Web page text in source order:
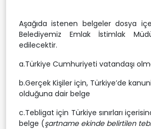
Aşağıda istenen belgeler dosya
Belediyemiz Emlak İstimlak
edilecektir.
a.Türkiye Cumhuriyeti vatandaşı
b.Gerçek Kişiler için, Türkiye’de
olduğuna dair belge
c.Tebligat için Türkiye sınırları
belge (şartname ekinde belirtilen